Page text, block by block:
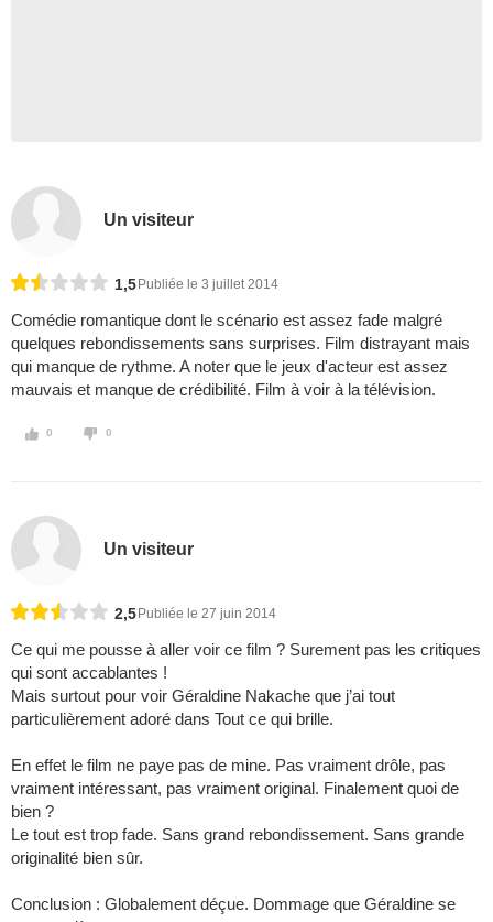
Un visiteur
1,5 Publiée le 3 juillet 2014
Comédie romantique dont le scénario est assez fade malgré
quelques rebondissements sans surprises. Film distrayant mais
qui manque de rythme. A noter que le jeux d'acteur est assez
mauvais et manque de crédibilité. Film à voir à la télévision.
0 0
Un visiteur
2,5 Publiée le 27 juin 2014
Ce qui me pousse à aller voir ce film ? Surement pas les critiques
qui sont accablantes !
Mais surtout pour voir Géraldine Nakache que j’ai tout
particulièrement adoré dans Tout ce qui brille.
En effet le film ne paye pas de mine. Pas vraiment drôle, pas
vraiment intéressant, pas vraiment original. Finalement quoi de
bien ?
Le tout est trop fade. Sans grand rebondissement. Sans grande
originalité bien sûr.
Conclusion : Globalement déçue. Dommage que Géraldine se